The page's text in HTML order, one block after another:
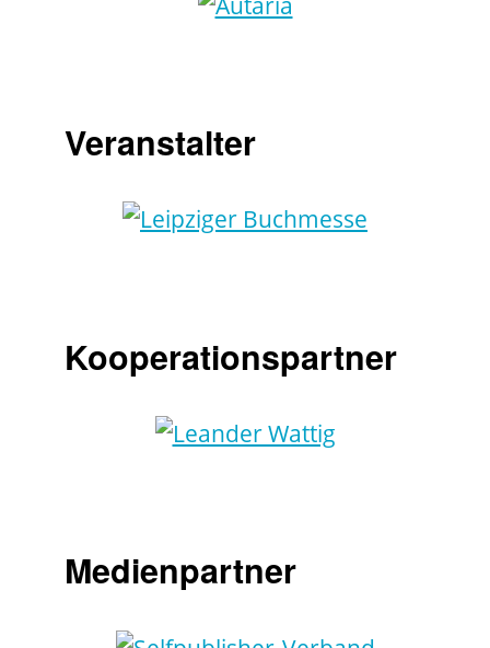
Veranstalter
Kooperationspartner
Medienpartner